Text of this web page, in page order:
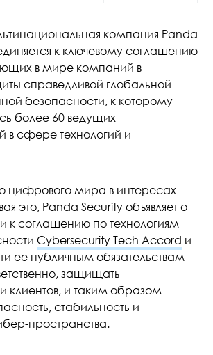
компания Panda
к ключевому соглашению
в мире компаний в
справедливой глобальной
безопасности, к которому
более 60 ведущих
в сфере технологий и
цифрового мира в интересах
это, Panda Security объявляет о
к соглашению по технологиям
Cybersecurity Tech Accord и
ее публичным обязательствам
защищать
клиентов, и таким образом
стабильность и
пространства.